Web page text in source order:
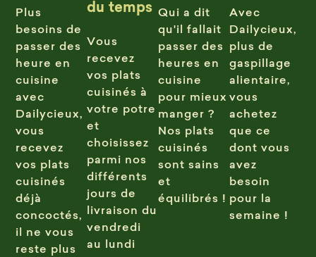
Plus
besoins de
passer des
heure en
cuisine
avec
Dailycieux,
vous
recevez
vos plats
cuisinés
déjà
concoctés,
il ne vous
reste plus
du temps
Vous
recevez
vos plats
cuisinés à
votre potre
et
choisissez
parmi nos
différents
jours de
livraison du
vendredi
au lundi
Qui a dit
qu'il fallait
passer des
heures en
cuisine
pour mieux
manger ?
Nos plats
cuisinés
sont sains
et
équilibrés !
Avec
Dailycieux,
plus de
gaspillage
alientaire,
vous
achetez
que ce
dont vous
avez
besoin
pour la
semaine !